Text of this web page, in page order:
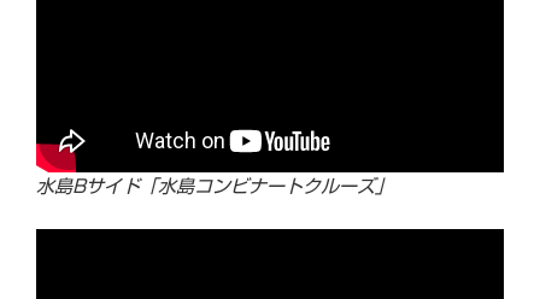
水島Bサイド「水島コンビナートクルーズ」